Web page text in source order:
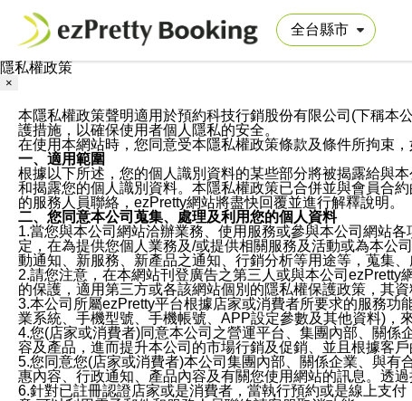
隱私權政策
×
本隱私權政策聲明適用於預約科技行銷股份有限公司(下稱本
護措施，以確保使用者個人隱私的安全。
在使用本網站時，您同意受本隱私權政策條款及條件所拘束
一、適用範圍
根據以下所述，您的個人識別資料的某些部分將被揭露給與
和揭露您的個人識別資料。本隱私權政策已合併並與會員合
的服務人員聯絡，ezPretty網站將盡快回覆並進行解釋說明。
二、您同意本公司蒐集、處理及利用您的個人資料
1.當您與本公司網站洽辦業務、使用服務或參與本公司網站
定，在為提供您個人業務及/或提供相關服務及活動或為本公
動通知、新服務、新產品之通知、行銷分析等用途等，蒐集、
2.請您注意，在本網站刊登廣告之第三人或與本公司
的保護，適用第三方或各該網站個別的隱私權保護政策，其
3.本公司所屬ezPretty平台根據店家或消費者所要求的服務
業系統、手機型號、手機帳號、APP設定參數及其他資料)，
4.您(店家或消費者)同意本公司之營運平台、集團內部、關
容及產品，進而提升本公司的市場行銷及促銷、並且根據客
5.您同意您(店家或消費者)本公司集團內部、關係企業、與
惠內容、行政通知、產品內容及有關您使用網站的訊息。透
6.針對已註冊認證店家或是消費者，當執行預約或是線上支